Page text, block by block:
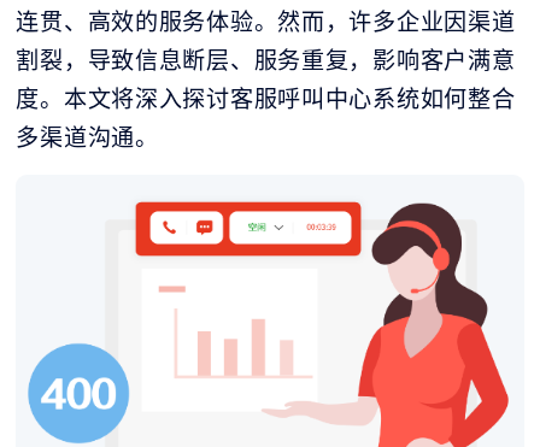
连贯、高效的服务体验。然而，许多企业因渠道
割裂，导致信息断层、服务重复，影响客户满意
度。本文将深入探讨客服呼叫中心系统如何整合
多渠道沟通。